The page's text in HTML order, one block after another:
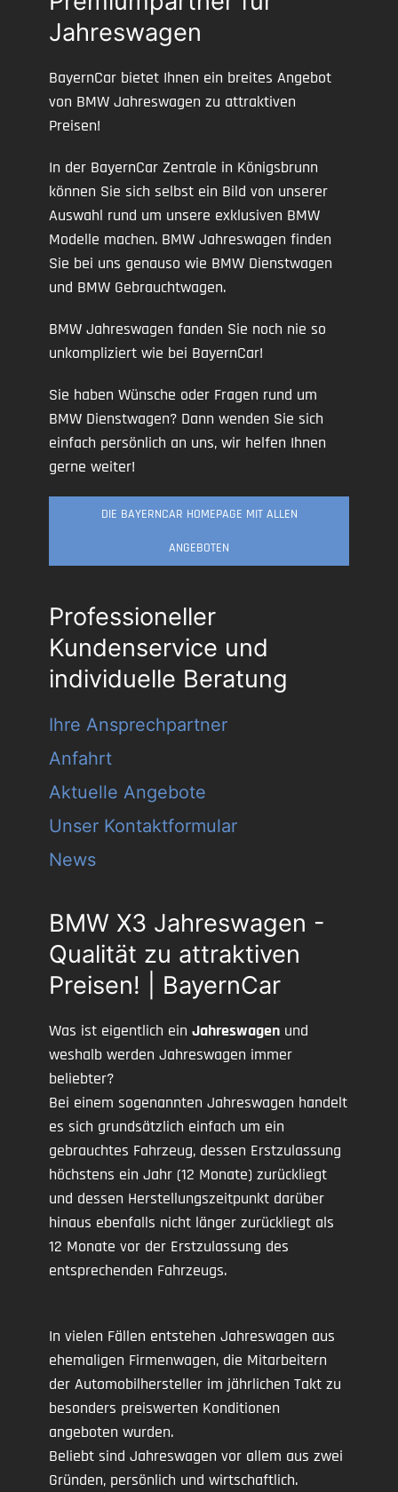
Jahreswagen
BayernCar bietet Ihnen ein breites Angebot
von BMW Jahreswagen zu attraktiven
Preisen!
In der BayernCar Zentrale in Königsbrunn
können Sie sich selbst ein Bild von unserer
Auswahl rund um unsere exklusiven BMW
Modelle machen. BMW Jahreswagen finden
Sie bei uns genauso wie BMW Dienstwagen
und BMW Gebrauchtwagen.
BMW Jahreswagen fanden Sie noch nie so
unkompliziert wie bei BayernCar!
Sie haben Wünsche oder Fragen rund um
BMW Dienstwagen? Dann wenden Sie sich
einfach persönlich an uns, wir helfen Ihnen
gerne weiter!
DIE BAYERNCAR HOMEPAGE MIT ALLEN
ANGEBOTEN
Professioneller
Kundenservice und
individuelle Beratung
Ihre Ansprechpartner
Anfahrt
Aktuelle Angebote
Unser Kontaktformular
News
BMW X3 Jahreswagen -
Qualität zu attraktiven
Preisen! | BayernCar
Was ist eigentlich ein Jahreswagen und
weshalb werden Jahreswagen immer
beliebter?
Bei einem sogenannten Jahreswagen handelt
es sich grundsätzlich einfach um ein
gebrauchtes Fahrzeug, dessen Erstzulassung
höchstens ein Jahr (12 Monate) zurückliegt
und dessen Herstellungszeitpunkt darüber
hinaus ebenfalls nicht länger zurückliegt als
12 Monate vor der Erstzulassung des
entsprechenden Fahrzeugs.
In vielen Fällen entstehen Jahreswagen aus
ehemaligen Firmenwagen, die Mitarbeitern
der Automobilhersteller im jährlichen Takt zu
besonders preiswerten Konditionen
angeboten wurden.
Beliebt sind Jahreswagen vor allem aus zwei
Gründen, persönlich und wirtschaftlich.